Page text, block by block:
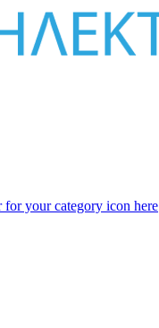
your category icon here